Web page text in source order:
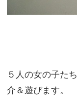
５人の女の子た
介＆遊びます。